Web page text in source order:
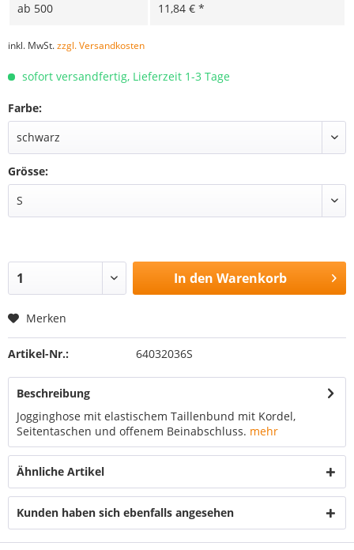
ab 500 11,84 € *
inkl. MwSt.zzgl. Versandkosten
sofort versandfertig, Lieferzeit 1-3 Tage
Farbe:
Grösse:
In den Warenkorb
Merken
Artikel-Nr.: 64032036S
Beschreibung
Jogginghose mit elastischem Taillenbund mit Kordel,
Seitentaschen und offenem Beinabschluss. mehr
Ähnliche Artikel
Kunden haben sich ebenfalls angesehen